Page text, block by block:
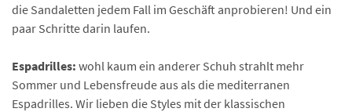
die Sandaletten jedem Fall im Geschäft anprobieren! Und ein
paar Schritte darin laufen.
Espadrilles: wohl kaum ein anderer Schuh strahlt mehr
Sommer und Lebensfreude aus als die mediterranen
Espadrilles. Wir lieben die Styles mit der klassischen